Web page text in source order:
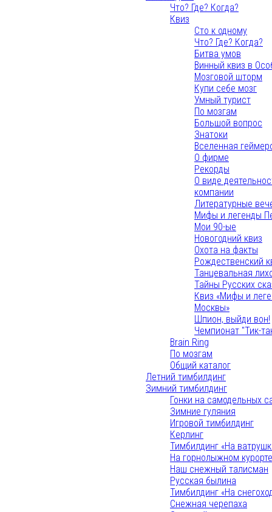
Что? Где? Когда?
Квиз
Сто к одному
Что? Где? Когда?
Битва умов
Винный квиз в
Мозговой шторм
Купи себе мозг
Умный турист
По мозгам
Большой вопрос
Знатоки
Вселенная
О фирме
Рекорды
О виде
компании
Литературные
Мифы и легенды
Мои 90-ые
Новогодний квиз
Охота на факты
Рождественский
Танцевальная
Тайны Русских
Квиз «Мифы и
Москвы»
Шпион, выйди вон!
Чемпионат "Тик-
Brain Ring
По мозгам
Общий каталог
Летний тимбилдинг
Зимний тимбилдинг
Гонки на самодельных
Зимние гуляния
Игровой тимбилдинг
Керлинг
Тимбилдинг «На
На горнолыжном курорте
Наш снежный талисман
Русская былина
Тимбилдинг «На
Снежная черепаха